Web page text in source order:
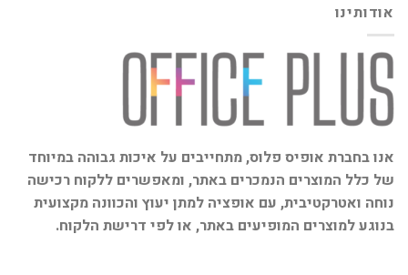
אודותינו
אנו בחברת אופיס פלוס, מתחייבים על איכות גבוהה במיוחד
של כלל המוצרים הנמכרים באתר, ומאפשרים ללקוח רכישה
נוחה ואטרקטיבית, עם אופציה למתן יעוץ והכוונה מקצועית
בנוגע למוצרים המופיעים באתר, או לפי דרישת הלקוח.